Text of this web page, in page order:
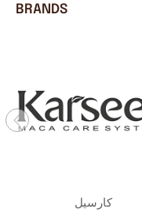
BRANDS
كارسيل